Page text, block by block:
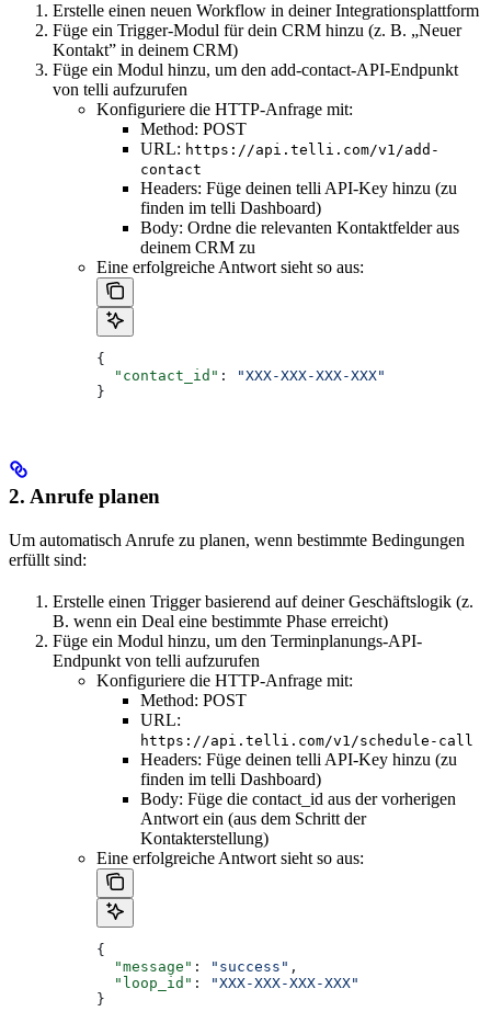
Erstelle einen neuen Workflow in deiner Integrationsplattform
Füge ein Trigger-Modul für dein CRM hinzu (z. B. „Neuer
Kontakt” in deinem CRM)
Füge ein Modul hinzu, um den add-contact-API-Endpunkt
von telli aufzurufen
Konfiguriere die HTTP-Anfrage mit:
Method: POST
URL: https://api.telli.com/v1/add-
contact
Headers: Füge deinen telli API-Key hinzu (zu
finden im telli Dashboard)
Body: Ordne die relevanten Kontaktfelder aus
deinem CRM zu
Eine erfolgreiche Antwort sieht so aus:
{
  "contact_id"
:
"XXX-XXX-XXX-XXX"
}
2. Anrufe planen
Um automatisch Anrufe zu planen, wenn bestimmte Bedingungen
erfüllt sind:
Erstelle einen Trigger basierend auf deiner Geschäftslogik (z.
B. wenn ein Deal eine bestimmte Phase erreicht)
Füge ein Modul hinzu, um den Terminplanungs-API-
Endpunkt von telli aufzurufen
Konfiguriere die HTTP-Anfrage mit:
Method: POST
URL:
https://api.telli.com/v1/schedule-call
Headers: Füge deinen telli API-Key hinzu (zu
finden im telli Dashboard)
Body: Füge die contact_id aus der vorherigen
Antwort ein (aus dem Schritt der
Kontakterstellung)
Eine erfolgreiche Antwort sieht so aus:
{
  "message"
: "success" ,
  "loop_id"
:
"XXX-XXX-XXX-XXX"
}